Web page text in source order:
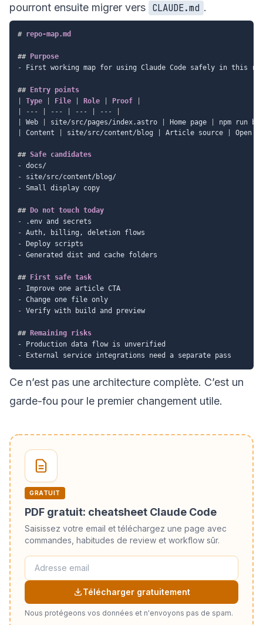
pourront ensuite migrer vers CLAUDE.md .
# repo-map.md
## Purpose
- First working map for using Claude Code safely in this
## Entry points
Type File Role Proof
--- --- --- ---
Web site/src/pages/index.astro Home page
npm run
Content site/src/content/blog Article source Open
## Safe candidates
-
-
- Small display copy
## Do not touch today
-
-
-
- Generated dist and cache folders
## First safe task
-
-
- Verify with build and preview
## Remaining risks
-
-
Ce n’est pas une architecture complète. C’est un
garde-fou pour le premier changement utile.
GRATUIT
PDF gratuit: cheatsheet Claude Code
Saisissez votre email et téléchargez une page avec
commandes, habitudes de review et workflow sûr.
Télécharger gratuitement
Nous protégeons vos données et n'envoyons pas de spam.